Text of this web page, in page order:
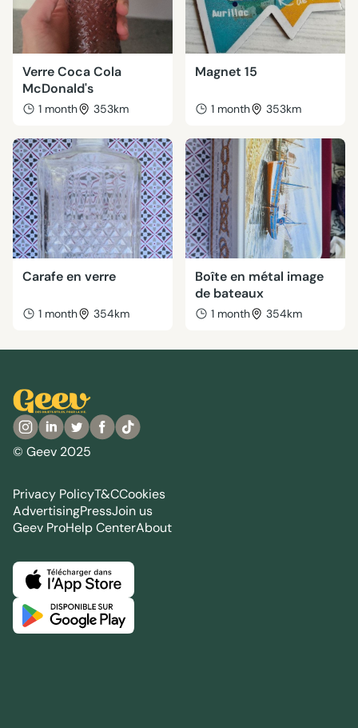
Verre Coca Cola
McDonald's
1 month 353km
Magnet 15
1 month 353km
Carafe en verre
1 month 354km
Boîte en métal image
de bateaux
1 month 354km
© Geev 2025
Privacy PolicyT&CCookies
AdvertisingPressJoin us
Geev ProHelp CenterAbout